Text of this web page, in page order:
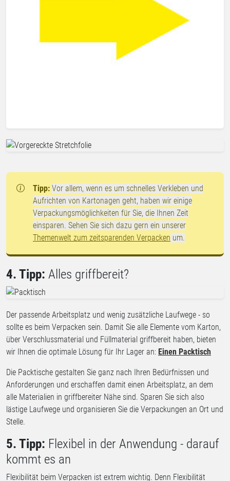
Tipp: Vor allem, wenn es um schnelles Verkleben und
Aufrichten von Kartonagen geht, haben wir einige
Verpackungsmöglichkeiten für Sie, die Ihnen Zeit
einsparen. Sehen Sie sich dazu gern ein unserer
Themenwelt zum zeitsparenden Verpacken um.
4. Tipp: Alles griffbereit?
Der passende Arbeitsplatz und wenig zusätzliche Laufwege - so
sollte es beim Verpacken sein. Damit Sie alle Elemente vom Karton,
über Verschlussmaterial und Füllmaterial griffbereit haben, bieten
wir Ihnen die optimale Lösung für Ihr Lager an: Einen Packtisch
Die Packtische gestalten Sie ganz nach Ihren Bedürfnissen und
Anforderungen und erschaffen damit einen Arbeitsplatz, an dem
alle Materialien in griffbereiter Nähe sind. Sparen Sie sich also
lästige Laufwege und organisieren Sie die Verpackungen an Ort und
Stelle.
5. Tipp: Flexibel in der Anwendung - darauf
kommt es an
Flexibilität beim Verpacken ist extrem wichtig. Denn Flexibilität